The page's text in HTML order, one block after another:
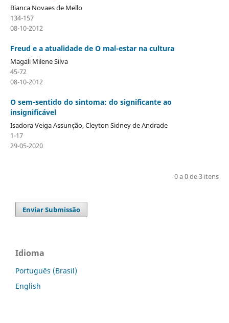
Bianca Novaes de Mello
134-157
08-10-2012
Freud e a atualidade de O mal-estar na cultura
Magali Milene Silva
45-72
08-10-2012
O sem-sentido do sintoma: do significante ao
insignificável
Isadora Veiga Assunção, Cleyton Sidney de Andrade
1-17
29-05-2020
0 a 0 de 3 itens
Enviar Submissão
Idioma
Português (Brasil)
English